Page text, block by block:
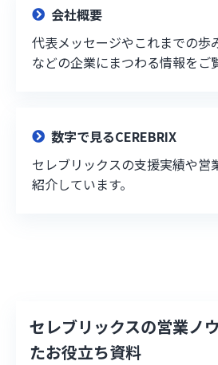
会社概要
代表メッセージやこれまでの歩
などの企業にまつわる情報をご
数字で見るCEREBRIX
セレブリックスの支援実績や営
紹介しています。
セレブリックスの営業ノ
たお役立ち資料